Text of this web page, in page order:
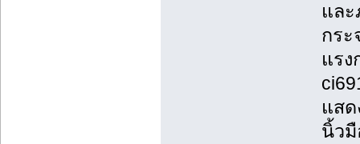
แล
กร
แร
แส
นิ้ว